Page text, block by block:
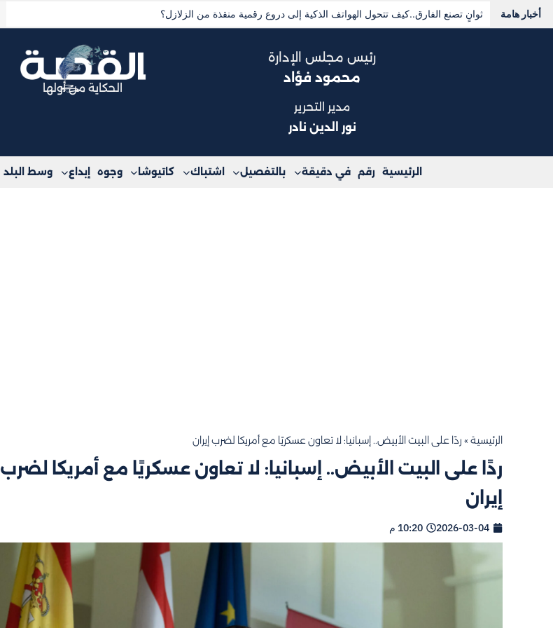
أخبار هامة مثلث دفاعي جديد.. ماذا يعني اتفاق مكة بين الرياض وأنقرة وإسلام آباد؟
رئيس مجلس الإدارة
محمود فؤاد
مدير التحرير
نور الدين نادر
الحكاية من أولها
الرئيسية رقم في دقيقة بالتفصيل اشتباك كاتيوشا وجوه إبداع وسط البلد
الرئيسية » ردًا على البيت الأبيض.. إسبانيا: لا تعاون عسكريًا مع أمريكا لضرب إيران
ردًا على البيت الأبيض.. إسبانيا: لا تعاون عسكريًا مع أمريكا لضرب
إيران
2026-03-04 10:20 م